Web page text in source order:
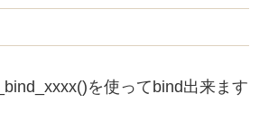
を使ってbind出来ます